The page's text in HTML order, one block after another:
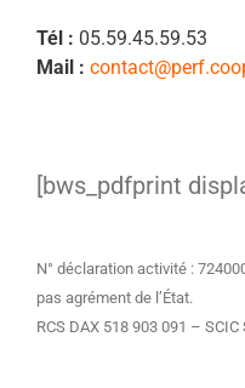
Tél : 05.59.45.59.53
Mail :
[bws_pdfprint
N° déclaration activité :
pas agrément de l’État.
RCS DAX 518 903 091 –